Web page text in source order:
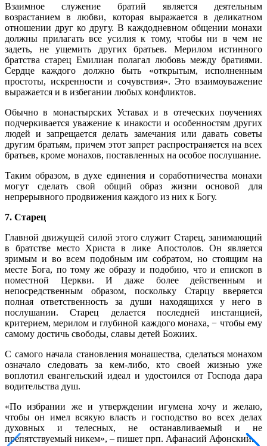
Взаимное служение братий является деятельным
возрастанием в любви, которая выражается в деликатном
отношении друг ко другу. В каждодневном общении монахи
должны прилагать все усилия к тому, чтобы ни в чем не
задеть, не ущемить других братьев. Мерилом истинного
братства старец Емилиан полагал любовь между братиями.
Сердце каждого должно быть «открытым, исполненным
простоты, искренности и сочувствия». Это взаимоуважение
выражается и в избегании любых конфликтов.
Обычно в монастырских Уставах и в отеческих поучениях
подчеркивается уважение к инакости и особенностям других
людей и запрещается делать замечания или давать советы
другим братьям, причем этот запрет распространяется на всех
братьев, кроме монахов, поставленных на особое послушание.
Таким образом, в духе единения и соработничества монахи
могут сделать свой общий образ жизни основой для
непрерывного продвижения каждого из них к Богу.
7. Старец
Главной движущей силой этого служит Старец, занимающий
в братстве место Христа в лике Апостолов. Он является
зримым и во всем подобным им собратом, но стоящим на
месте Бога, по тому же образу и подобию, что и епископ в
поместной Церкви. И даже более действенным и
непосредственным образом, поскольку Старцу вверяется
полная ответственность за души находящихся у него в
послушании. Старец делается последней инстанцией,
критерием, мерилом и глубиной каждого монаха, − чтобы ему
самому достичь свободы, славы детей Божиих.
С самого начала становления монашества, сделаться монахом
означало следовать за кем-либо, кто своей жизнью уже
воплотил евангельский идеал и удостоился от Господа дара
водительства душ.
«По избрании же и утверждении игумена хочу и желаю,
чтобы он имел всякую власть и господство во всех делах
духовных и телесных, не останавливаемый и не
препятствуемый никем», – пишет прп. Афанасий Афонский.